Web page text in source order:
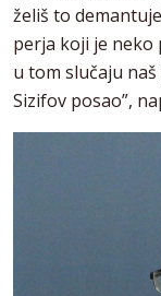
želiš to
perja koji je neko
u tom slučaju
Sizifov posao”,